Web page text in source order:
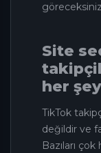
Site
her
TikTok
değildir ve
Bazıları